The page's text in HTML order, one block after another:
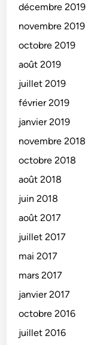
décembre 2019
novembre 2019
octobre 2019
août 2019
juillet 2019
février 2019
janvier 2019
novembre 2018
octobre 2018
août 2018
juin 2018
août 2017
juillet 2017
mai 2017
mars 2017
janvier 2017
octobre 2016
juillet 2016